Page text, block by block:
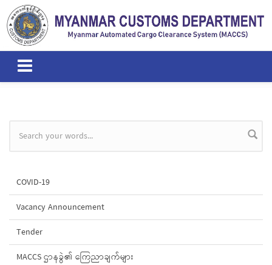
Skip to main content
Search form
COVID-19
Vacancy Announcement
Tender
MACCS ဌာနခွဲ၏ ကြေညာချက်များ